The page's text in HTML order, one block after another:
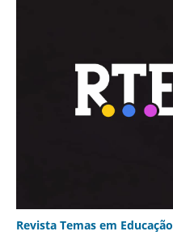
Revista Temas em Educação